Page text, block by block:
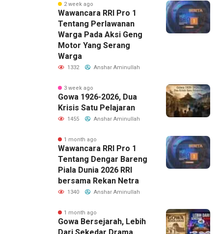
2 week ago
Wawancara RRI Pro 1
Tentang Perlawanan
Warga Pada Aksi Geng
Motor Yang Serang
Warga
1332 Anshar Aminullah
3 week ago
Gowa 1926-2026, Dua
Krisis Satu Pelajaran
1455 Anshar Aminullah
1 month ago
Wawancara RRI Pro 1
Tentang Dengar Bareng
Piala Dunia 2026 RRI
bersama Rekan Netra
1340 Anshar Aminullah
1 month ago
Gowa Bersejarah, Lebih
Dari Sekedar Drama